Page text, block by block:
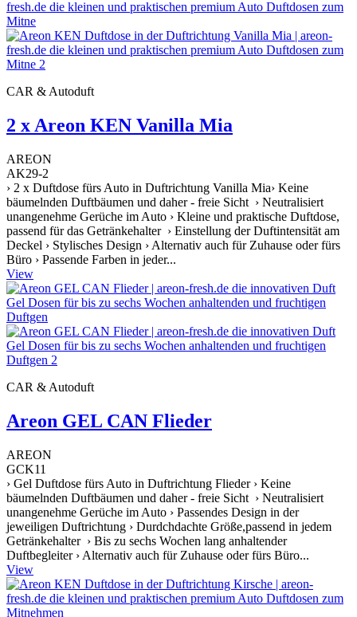
CAR & Autoduft
2 x Areon KEN Vanilla Mia
AREON
AK29-2
› 2 x Duftdose fürs Auto in Duftrichtung Vanilla Mia› Keine
bäumelnden Duftbäumen und daher - freie Sicht › Neutralisiert
unangenehme Gerüche im Auto › Kleine und praktische Duftdose,
passend für das Getränkehalter › Einstellung der Duftintensität am
Deckel › Stylisches Design › Alternativ auch für Zuhause oder fürs
Büro › Passende Farben in jeder...
View
CAR & Autoduft
Areon GEL CAN Flieder
AREON
GCK11
› Gel Duftdose fürs Auto in Duftrichtung Flieder › Keine
bäumelnden Duftbäumen und daher - freie Sicht › Neutralisiert
unangenehme Gerüche im Auto › Passendes Design in der
jeweiligen Duftrichtung › Durdchdachte Größe,passend in jedem
Getränkehalter › Bis zu sechs Wochen lang anhaltender
Duftbegleiter › Alternativ auch für Zuhause oder fürs Büro...
View